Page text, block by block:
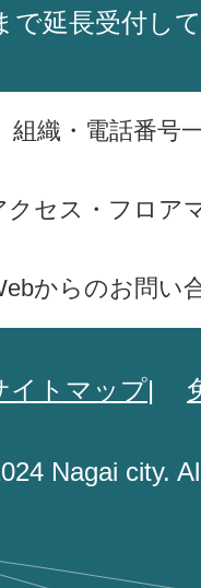
で延長受付し
組織・電話番号
クセス・フロア
からのお問い
イトマップ
Nagai city.